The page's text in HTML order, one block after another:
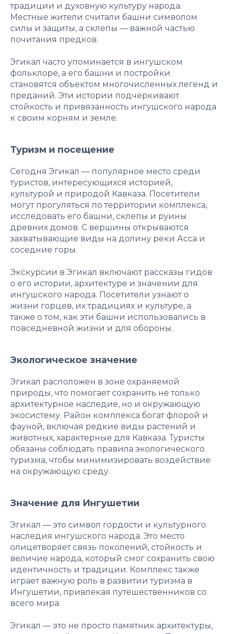
традиции и духовную культуру народа.
Местные жители считали башни символом
силы и защиты, а склепы — важной частью
почитания предков.
Эгикал часто упоминается в ингушском
фольклоре, а его башни и постройки
становятся объектом многочисленных легенд и
преданий. Эти истории подчёркивают
стойкость и привязанность ингушского народа
к своим корням и земле.
Туризм и посещение
Сегодня Эгикал — популярное место среди
туристов, интересующихся историей,
культурой и природой Кавказа. Посетители
могут прогуляться по территории комплекса,
исследовать его башни, склепы и руины
древних домов. С вершины открываются
захватывающие виды на долину реки Асса и
соседние горы.
Экскурсии в Эгикал включают рассказы гидов
о его истории, архитектуре и значении для
ингушского народа. Посетители узнают о
жизни горцев, их традициях и культуре, а
также о том, как эти башни использовались в
повседневной жизни и для обороны.
Экологическое значение
Эгикал расположен в зоне охраняемой
природы, что помогает сохранить не только
архитектурное наследие, но и окружающую
экосистему. Район комплекса богат флорой и
фауной, включая редкие виды растений и
животных, характерные для Кавказа. Туристы
обязаны соблюдать правила экологического
туризма, чтобы минимизировать воздействие
на окружающую среду.
Значение для Ингушетии
Эгикал — это символ гордости и культурного
наследия ингушского народа. Это место
олицетворяет связь поколений, стойкость и
величие народа, который смог сохранить свою
идентичность и традиции. Комплекс также
играет важную роль в развитии туризма в
Ингушетии, привлекая путешественников со
всего мира.
Эгикал — это не просто памятник архитектуры,